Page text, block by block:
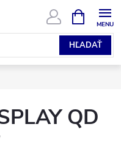
HĽADAŤ
KOŠÍK
QD